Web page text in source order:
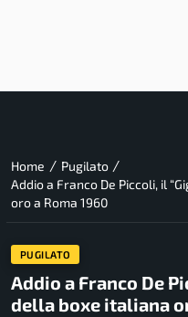
Home / Pugilato /
Addio a Franco De Piccoli, il
oro a Roma 1960
PUGILATO
Addio a Franco De
della boxe italiana